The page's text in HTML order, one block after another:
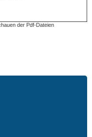
der Pdf-Dateien